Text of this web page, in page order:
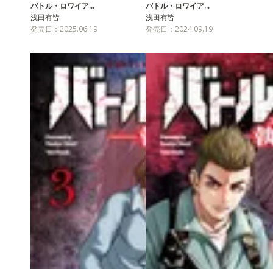
バトル・ロワイア…
浅田有皆
発売日：2025.06.19
バトル・ロワイア…
浅田有皆
発売日：2024.09.19